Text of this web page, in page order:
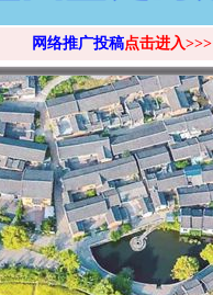
网络推广投稿点击进入>>>